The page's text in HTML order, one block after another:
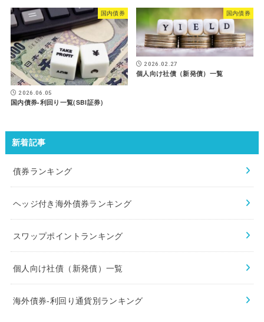
国内債券
2026.06.05
国内債券-利回り一覧(SBI証券)
国内債券
2026.02.27
個人向け社債（新発債）一覧
新着記事
債券ランキング
ヘッジ付き海外債券ランキング
スワップポイントランキング
個人向け社債（新発債）一覧
海外債券-利回り通貨別ランキング